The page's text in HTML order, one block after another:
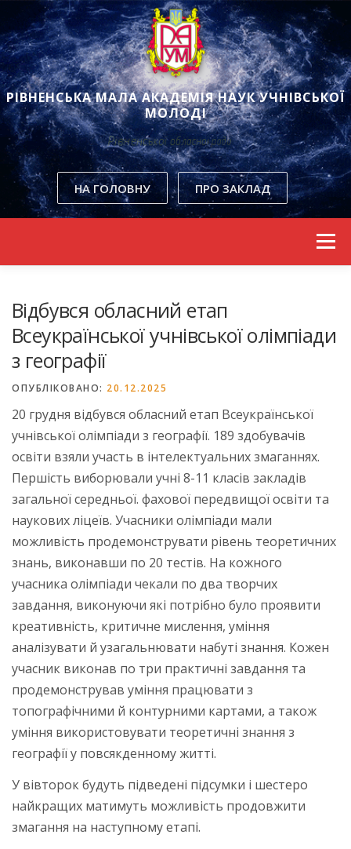
РІВНЕНСЬКА МАЛА АКАДЕМІЯ НАУК УЧНІВСЬКОЇ
МОЛОДІ
Рівненської обласної ради
НА ГОЛОВНУ ПРО ЗАКЛАД
Menu
Відбувся обласний етап
Всеукраїнської учнівської олімпіади
з географії
ОПУБЛІКОВАНО: 20.12.2025
20 грудня відбувся обласний етап Всеукраїнської
учнівської олімпіади з географії. 189 здобувачів
освіти взяли участь в інтелектуальних змаганнях.
Першість виборювали учні 8-11 класів закладів
загальної середньої. фахової передвищої освіти та
наукових ліцеїв. Учасники олімпіади мали
можливість продемонструвати рівень теоретичних
знань, виконавши по 20 тестів. На кожного
учасника олімпіади чекали по два творчих
завдання, виконуючи які потрібно було проявити
креативність, критичне мислення, уміння
аналізувати й узагальнювати набуті знання. Кожен
учасник виконав по три практичні завдання та
продемонстрував уміння працювати з
топографічними й контурними картами, а також
уміння використовувати теоретичні знання з
географії у повсякденному житті.
У вівторок будуть підведені підсумки і шестеро
найкращих матимуть можливість продовжити
змагання на наступному етапі.